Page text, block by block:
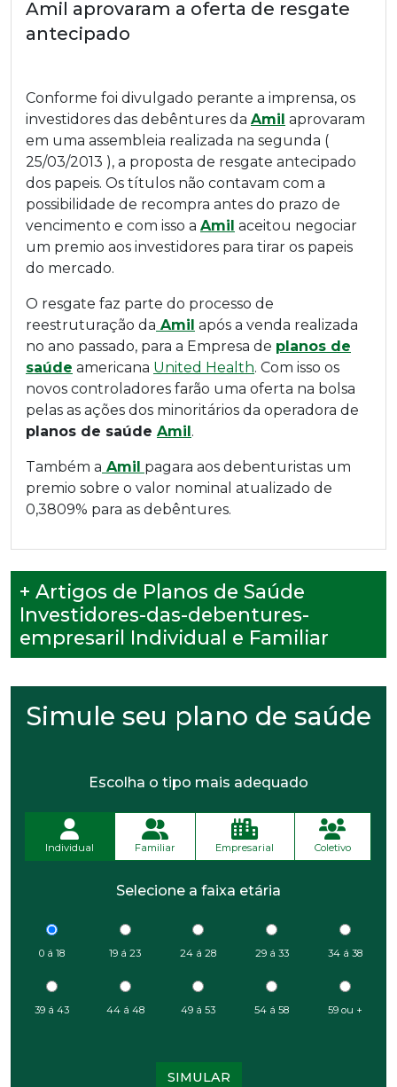
Amil aprovaram a oferta de resgate
antecipado
Conforme foi divulgado perante a imprensa, os
investidores das debêntures da Amil aprovaram
em uma assembleia realizada na segunda (
25/03/2013 ), a proposta de resgate antecipado
dos papeis. Os títulos não contavam com a
possibilidade de recompra antes do prazo de
vencimento e com isso a Amil aceitou negociar
um premio aos investidores para tirar os papeis
do mercado.
O resgate faz parte do processo de
reestruturação da Amil após a venda realizada
no ano passado, para a Empresa de planos de
saúde americana United Health. Com isso os
novos controladores farão uma oferta na bolsa
pelas as ações dos minoritários da operadora de
planos de saúde Amil.
Também a Amil pagara aos debenturistas um
premio sobre o valor nominal atualizado de
0,3809% para as debêntures.
+ Artigos de Planos de Saúde
Investidores-das-debentures-
empresaril Individual e Familiar
Simule seu plano de saúde
Escolha o tipo mais adequado
Individual Familiar Empresarial Coletivo
Selecione a faixa etária
0 á 18 19 á 23 24 á 28 29 á 33 34 á 38
39 á 43 44 á 48 49 á 53 54 á 58 59 ou +
SIMULAR